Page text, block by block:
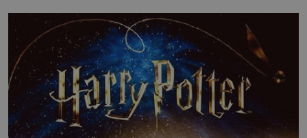
Žloutky vyšlehejte s cukrem do světlé pěny a postupně do nich
vmíchejte mascarpone, aby vznikl hladký